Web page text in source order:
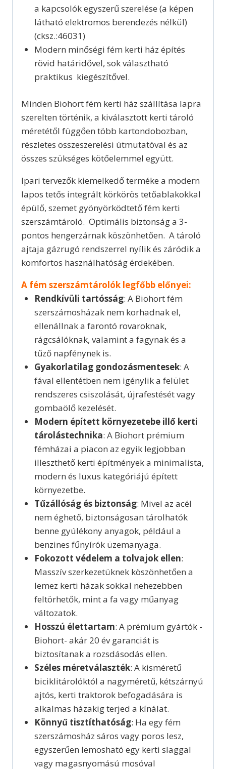
a kapcsolók egyszerű szerelése (a képen
látható elektromos berendezés nélkül)
(cksz.:46031)
Modern minőségi fém kerti ház építés
rövid határidővel, sok választható
praktikus kiegészítővel.
Minden Biohort fém kerti ház szállítása lapra
szerelten történik, a kiválasztott kerti tároló
méretétől függően több kartondobozban,
részletes összeszerelési útmutatóval és az
összes szükséges kötőelemmel együtt.
Ipari tervezők kiemelkedő terméke a modern
lapos tetős integrált körkörös tetőablakokkal
épülő, szemet gyönyörködtető fém kerti
szerszámtároló. Optimális biztonság a 3-
pontos hengerzárnak köszönhetően. A tároló
ajtaja gázrugó rendszerrel nyílik és záródik a
komfortos használhatóság érdekében.
A fém szerszámtárolók legfőbb előnyei:
Rendkívüli tartósság: A Biohort fém
szerszámosházak nem korhadnak el,
ellenállnak a farontó rovaroknak,
rágcsálóknak, valamint a fagynak és a
tűző napfénynek is.
Gyakorlatilag gondozásmentesek: A
fával ellentétben nem igénylik a felület
rendszeres csiszolását, újrafestését vagy
gombaölő kezelését.
Modern épített környezetebe illő kerti
tárolástechnika: A Biohortprémium
fémházai a piacon az egyik legjobban
illeszthető kerti építmények a minimalista,
modern és luxus kategóriájú épített
környezetbe.
Tűzállóság és biztonság: Mivel az acél
nem éghető, biztonságosan tárolhatók
benne gyúlékony anyagok, például a
benzines fűnyírók üzemanyaga.
Fokozott védelem a tolvajok ellen:
Masszív szerkezetüknek köszönhetően a
lemez kerti házak sokkal nehezebben
feltörhetők, mint a fa vagy műanyag
változatok.
Hosszú élettartam: A prémium gyártók -
Biohort- akár 20 év garanciát is
biztosítanak a rozsdásodás ellen.
Széles méretválaszték: A kisméretű
biciklitárolóktól a nagyméretű, kétszárnyú
ajtós, kerti traktorok befogadására is
alkalmas házakig terjed a kínálat.
Könnyű tisztíthatóság: Ha egy fém
szerszámosház sáros vagy poros lesz,
egyszerűen lemosható egy kerti slaggal
vagy magasnyomású mosóval